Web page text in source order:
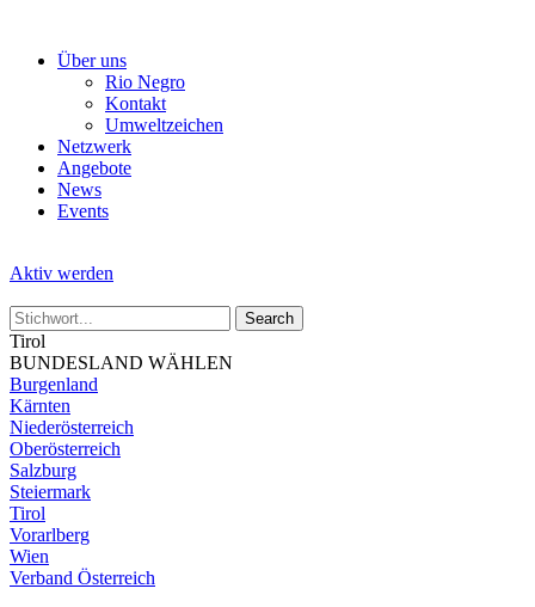
Über uns
Rio Negro
Kontakt
Umweltzeichen
Netzwerk
Angebote
News
Events
Aktiv werden
Tirol
BUNDESLAND WÄHLEN
Burgenland
Kärnten
Niederösterreich
Oberösterreich
Salzburg
Steiermark
Tirol
Vorarlberg
Wien
Verband Österreich